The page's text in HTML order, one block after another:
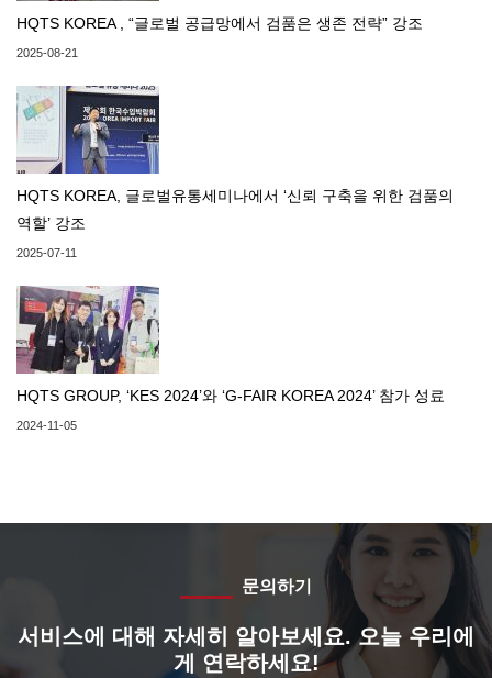
HQTS KOREA , “글로벌 공급망에서 검품은 생존 전략” 강조
2025-08-21
HQTS KOREA, 글로벌유통세미나에서 ‘신뢰 구축을 위한 검품의
역할’ 강조
2025-07-11
HQTS GROUP, ‘KES 2024’와 ‘G-FAIR KOREA 2024’ 참가 성료
2024-11-05
문의하기
서비스에 대해 자세히 알아보세요. 오늘 우리에
게 연락하세요!